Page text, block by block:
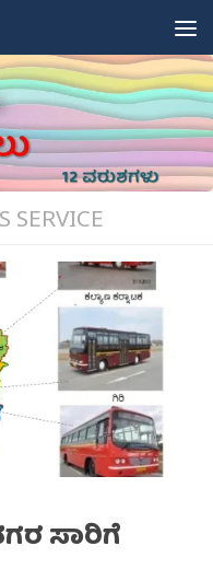
SERVICE
ಸಾರಿಗೆ